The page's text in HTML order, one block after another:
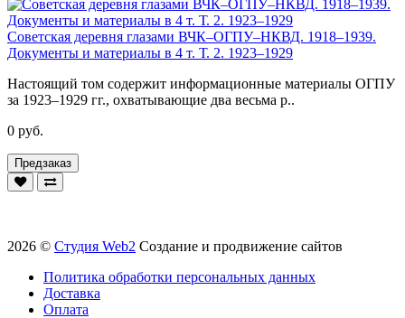
Советская деревня глазами ВЧК–ОГПУ–НКВД. 1918–1939.
Документы и материалы в 4 т. Т. 2. 1923–1929
Настоящий том содержит информационные материалы ОГПУ
за 1923–1929 гг., охватывающие два весьма р..
0 руб.
Предзаказ
2026 © Студия Web2 Создание и продвижение сайтов
Политика обработки персональных данных
Доставка
Оплата